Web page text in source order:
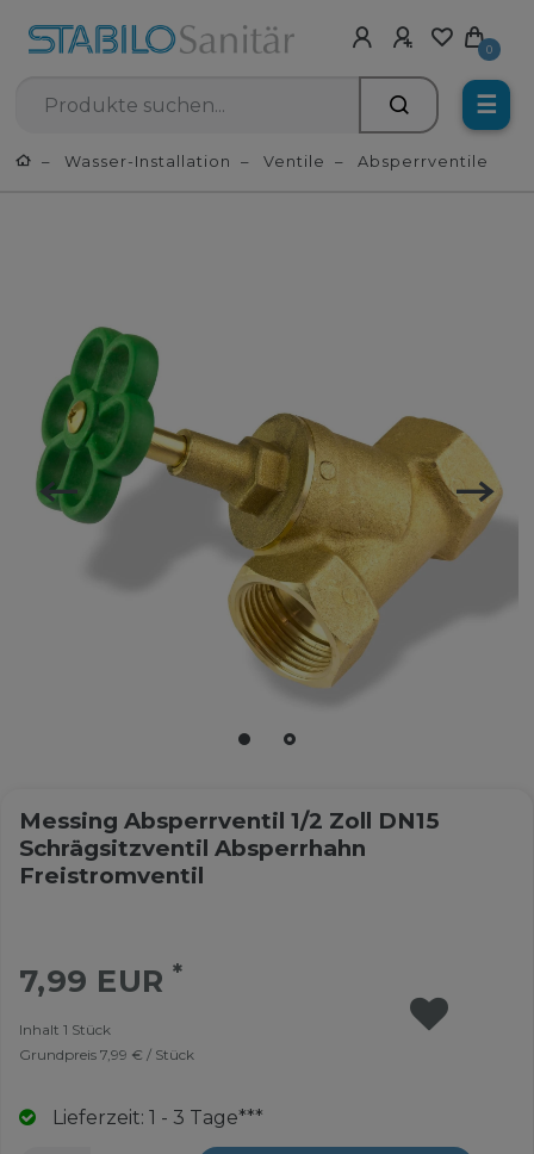
0
☰
Wasser-Installation Ventile Absperrventile
Messing Absperrventil 1/2 Zoll DN15
Schrägsitzventil Absperrhahn
Freistromventil
7,99 EUR*
Inhalt 1 Stück
Grundpreis 7,99 € / Stück
Lieferzeit: 1 - 3 Tage***